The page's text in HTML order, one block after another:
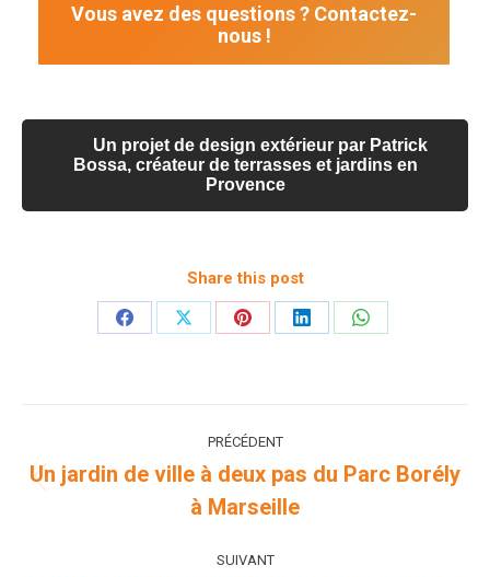
Vous avez des questions ? Contactez-
nous !
Un projet de design extérieur par Patrick
Bossa, créateur de terrasses et jardins en
Provence
Share this post
PartagerPartagerPartagerPartagerPartager
de
commentaire
PRÉCÉDENT
Onglet
précédent
Un jardin de ville à deux pas du Parc Borély
à Marseille
SUIVANT